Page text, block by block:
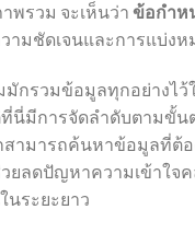
พรวม จะเห็นว่า ข้อกำห
ามชัดเจนและการแบ่งห
กรวมข้อมูลทุกอย่างไว้
ที่นี่มีการจัดลำดับตามขั้
ามารถค้นหาข้อมูลที่ต้อ
ยลดปัญหาความเข้าใจค
นระยะยาว